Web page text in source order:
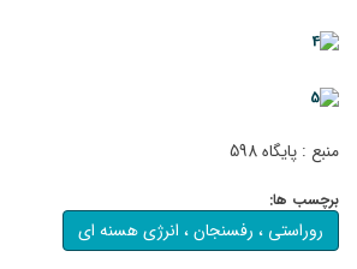
منبع : پایگاه 598
برچسب ها:
روراستی ، رفسنجان ، انرژی هسنه ای